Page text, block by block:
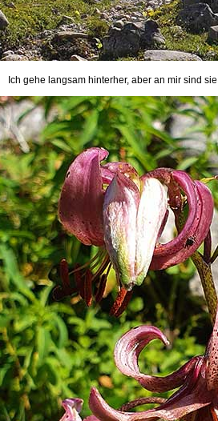
Ich gehe langsam hinterher, aber an mir sind